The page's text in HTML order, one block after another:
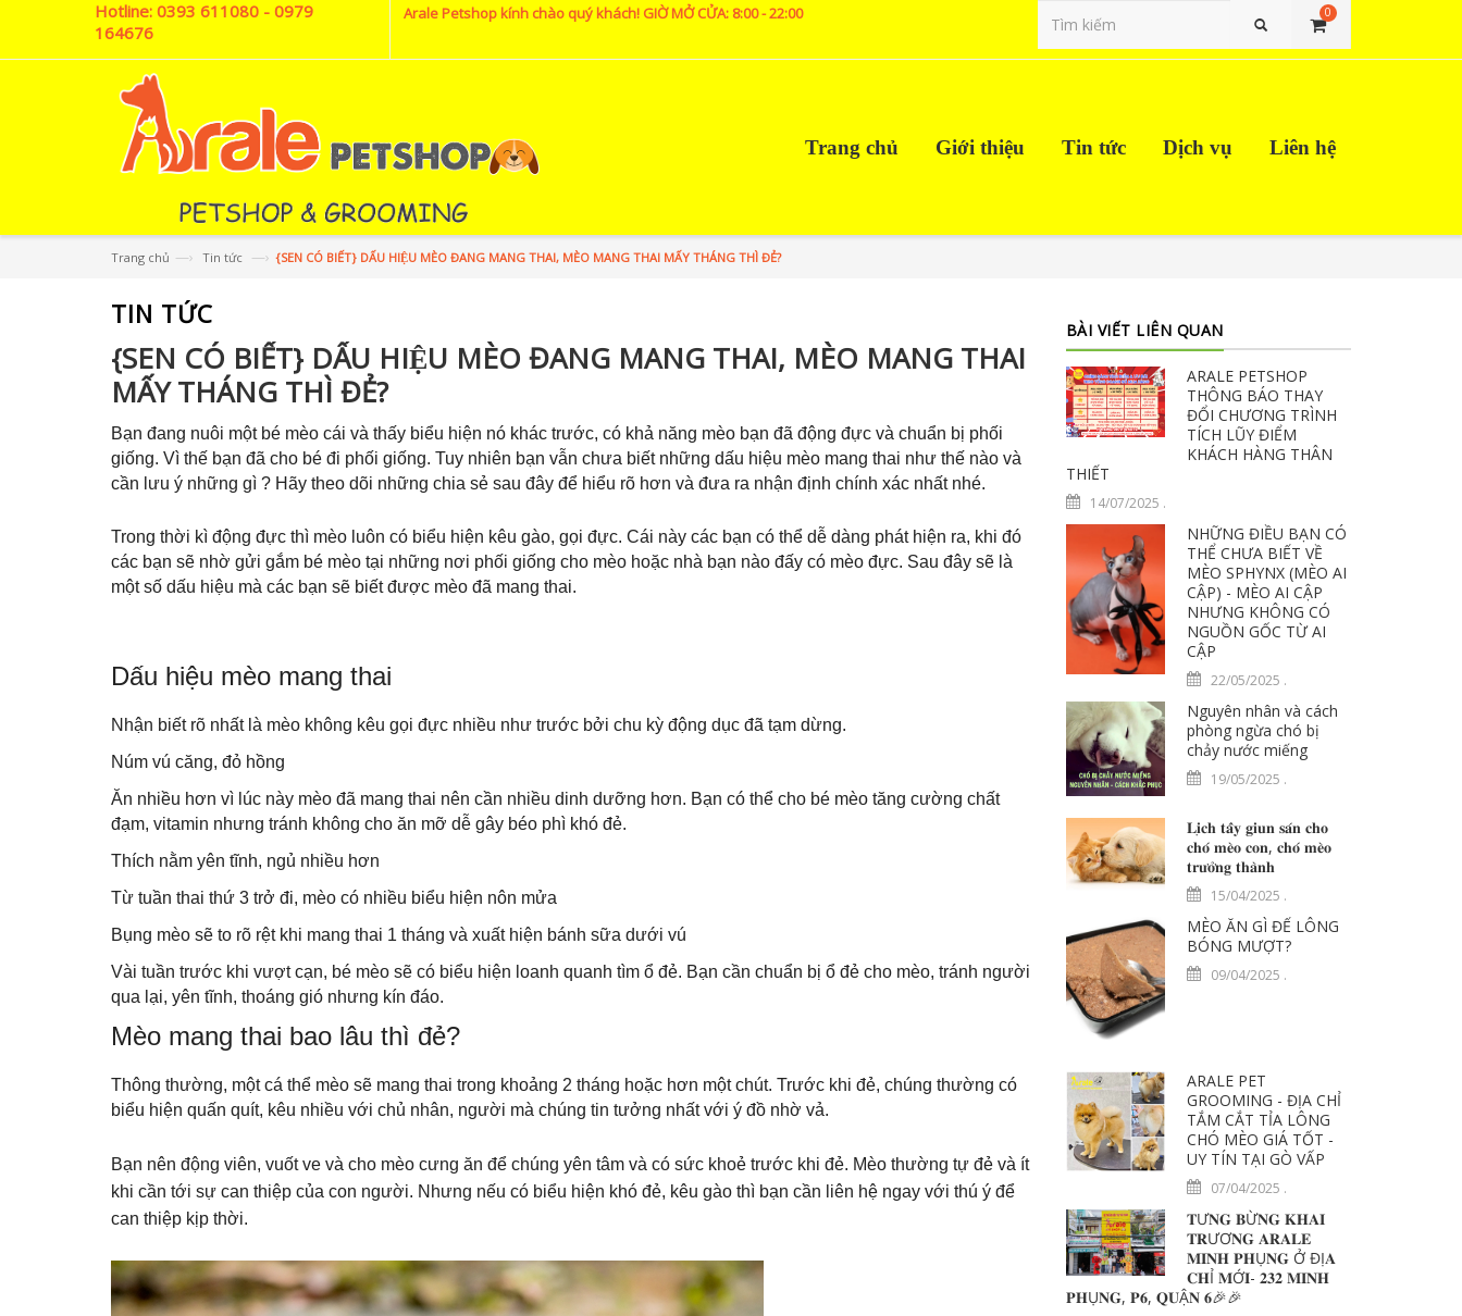
Hotline: 0393 611080 - 0979
164676
Arale Petshop kính chào quý khách! GIỜ MỞ CỬA: 8:00 - 22:00 0
Tìm kiếm
Trang chủ Giới thiệu Tin tức Dịch vụ Liên hệ
Trang chủ —› Tin tức —› {SEN CÓ BIẾT} DẤU HIỆU MÈO ĐANG MANG THAI, MÈO MANG THAI MẤY THÁNG THÌ ĐẺ?
TIN TỨC
{SEN CÓ BIẾT} DẤU HIỆU MÈO ĐANG MANG THAI, MÈO MANG THAI
MẤY THÁNG THÌ ĐẺ?
Bạn đang nuôi một bé mèo cái và thấy biểu hiện nó khác trước, có khả năng mèo bạn đã động đực và chuẩn bị phối
giống. Vì thế bạn đã cho bé đi phối giống. Tuy nhiên bạn vẫn chưa biết những dấu hiệu mèo mang thai như thế nào và
cần lưu ý những gì ? Hãy theo dõi những chia sẻ sau đây để hiểu rõ hơn và đưa ra nhận định chính xác nhất nhé.
Trong thời kì động đực thì mèo luôn có biểu hiện kêu gào, gọi đực. Cái này các bạn có thể dễ dàng phát hiện ra, khi đó
các bạn sẽ nhờ gửi gắm bé mèo tại những nơi phối giống cho mèo hoặc nhà bạn nào đấy có mèo đực. Sau đây sẽ là
một số dấu hiệu mà các bạn sẽ biết được mèo đã mang thai.
Dấu hiệu mèo mang thai
Nhận biết rõ nhất là mèo không kêu gọi đực nhiều như trước bởi chu kỳ động dục đã tạm dừng.
Núm vú căng, đỏ hồng
Ăn nhiều hơn vì lúc này mèo đã mang thai nên cần nhiều dinh dưỡng hơn. Bạn có thể cho bé mèo tăng cường chất
đạm, vitamin nhưng tránh không cho ăn mỡ dễ gây béo phì khó đẻ.
Thích nằm yên tĩnh, ngủ nhiều hơn
Từ tuần thai thứ 3 trở đi, mèo có nhiều biểu hiện nôn mửa
Bụng mèo sẽ to rõ rệt khi mang thai 1 tháng và xuất hiện bánh sữa dưới vú
Vài tuần trước khi vượt cạn, bé mèo sẽ có biểu hiện loanh quanh tìm ổ đẻ. Bạn cần chuẩn bị ổ đẻ cho mèo, tránh người
qua lại, yên tĩnh, thoáng gió nhưng kín đáo.
Mèo mang thai bao lâu thì đẻ?
Thông thường, một cá thể mèo sẽ mang thai trong khoảng 2 tháng hoặc hơn một chút. Trước khi đẻ, chúng thường có
biểu hiện quấn quít, kêu nhiều với chủ nhân, người mà chúng tin tưởng nhất với ý đồ nhờ vả.
Bạn nên động viên, vuốt ve và cho mèo cưng ăn để chúng yên tâm và có sức khoẻ trước khi đẻ. Mèo thường tự đẻ và ít
khi cần tới sự can thiệp của con người. Nhưng nếu có biểu hiện khó đẻ, kêu gào thì bạn cần liên hệ ngay với thú ý để
can thiệp kịp thời.
BÀI VIẾT LIÊN QUAN
ARALE PETSHOP
THÔNG BÁO THAY
ĐỔI CHƯƠNG TRÌNH
TÍCH LŨY ĐIỂM
KHÁCH HÀNG THÂN
THIẾT
14/07/2025 .
NHỮNG ĐIỀU BẠN CÓ
THỂ CHƯA BIẾT VỀ
MÈO SPHYNX (MÈO AI
CẬP) - MÈO AI CẬP
NHƯNG KHÔNG CÓ
NGUỒN GỐC TỪ AI
CẬP
22/05/2025 .
Nguyên nhân và cách
phòng ngừa chó bị
chảy nước miếng
19/05/2025 .
𝐋𝐢̣𝐜𝐡 𝐭𝐚̂̉𝐲 𝐠𝐢𝐮𝐧 𝐬𝐚́𝐧 𝐜𝐡𝐨
𝐜𝐡𝐨́ 𝐦𝐞̀𝐨 𝐜𝐨𝐧, 𝐜𝐡𝐨́ 𝐦𝐞̀𝐨
𝐭𝐫𝐮̛𝐨̛̉𝐧𝐠 𝐭𝐡𝐚̀𝐧𝐡
15/04/2025 .
MÈO ĂN GÌ ĐỂ LÔNG
BÓNG MƯỢT?
09/04/2025 .
ARALE PET
GROOMING - ĐỊA CHỈ
TẮM CẮT TỈA LÔNG
CHÓ MÈO GIÁ TỐT -
UY TÍN TẠI GÒ VẤP
07/04/2025 .
𝐓Ư𝐍𝐆 𝐁Ừ𝐍𝐆 𝐊𝐇𝐀𝐈
𝐓𝐑ƯƠ𝐍𝐆 𝐀𝐑𝐀𝐋𝐄
𝐌𝐈𝐍𝐇 𝐏𝐇Ụ𝐍𝐆 Ở ĐỊ𝐀
𝐂𝐇Ỉ 𝐌Ớ𝐈- 𝟐𝟑𝟐 𝐌𝐈𝐍𝐇
𝐏𝐇Ụ𝐍𝐆, 𝐏𝟔, 𝐐𝐔Ậ𝐍 𝟔🎉🎉